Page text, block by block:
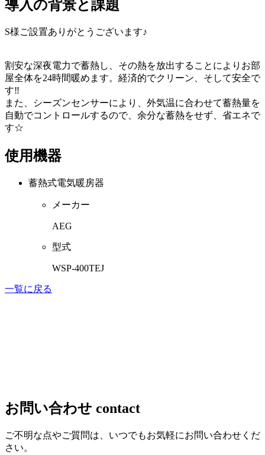
導入の背景と課題
S様ご設置ありがとうございます♪
割安な深夜電力で蓄熱し、その熱を放出することによりお部
屋全体を24時間暖めます。経済的でクリーン、そして安全で
す‼
また、シーズンセンサーにより、外気温に合わせて蓄熱量を
自動でコントロールするので、余分な蓄熱をせず、省エネで
す☆
使用機器
蓄熱式電気暖房器
メーカー
AEG
型式
WSP-400TEJ
一覧に戻る
お問い合わせ contact
ご不明な点やご質問は、いつでもお気軽にお問い合わせくだ
さい。